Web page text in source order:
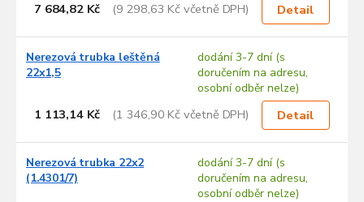
7 684,82 Kč (9 298,63 Kč včetně DPH) Detail
Nerezová trubka leštěná
22x1,5
dodání 3-7 dní (s
doručením na adresu,
osobní odběr nelze)
1 113,14 Kč (1 346,90 Kč včetně DPH) Detail
Nerezová trubka 22x2
(1.4301/7)
dodání 3-7 dní (s
doručením na adresu,
osobní odběr nelze)